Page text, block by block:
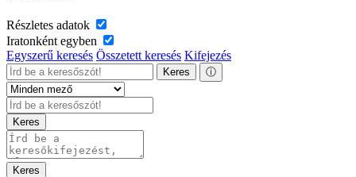
Részletes adatok
Iratonként egyben
Egyszerű keresés Összetett keresés Kifejezés
Keres ⓘ
Keres
Keres